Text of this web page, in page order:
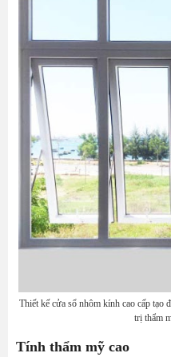
Thiết kế cửa sổ nhôm kính cao cấp tạo
trị thẩm
Tính thẩm mỹ cao